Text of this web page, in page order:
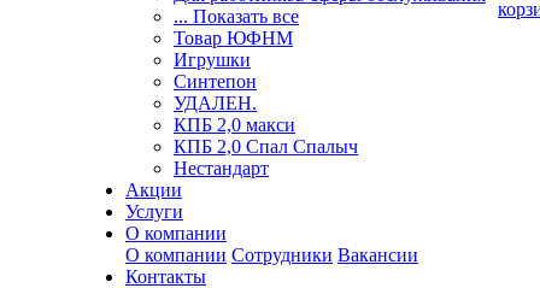
... Показать все
Товар ЮФНМ
Игрушки
Синтепон
УДАЛЕН.
КПБ 2,0 макси
КПБ 2,0 Спал Спалыч
Нестандарт
Акции
Услуги
О компании
О компании Сотрудники Вакансии
Контакты